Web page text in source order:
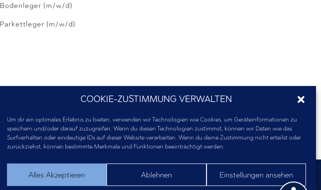
COOKIE-ZUSTIMMUNG VERWALTEN
Um dir ein optimales Erlebnis zu bieten, verwenden wir Technologien wie Cookies, um Geräteinformationen zu
speichern und/oder darauf zuzugreifen. Wenn du diesen Technologien zustimmst, können wir Daten wie das
Surfverhalten oder eindeutige IDs auf dieser Website verarbeiten. Wenn du deine Zustimmung nicht erteilst oder
zurückziehst, können bestimmte Merkmale und Funktionen beeinträchtigt werden.
Alles Akzeptieren Ablehnen Einstellungen ansehen
Bodenleger (m/w/d)
Parkettleger (m/w/d)
Barrierefreiheitserkläru